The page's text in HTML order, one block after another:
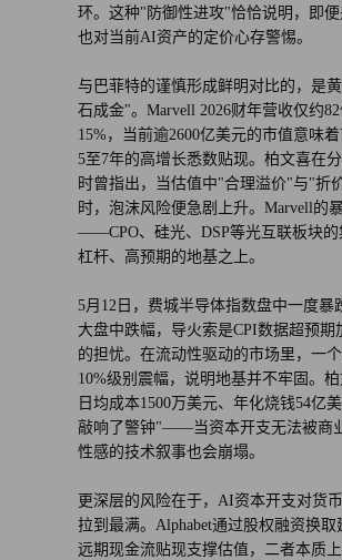
环。这种"防御性进攻"恰恰说明，即便
也对当前AI资产的定价心存警惕。
与巴菲特的谨慎形成鲜明对比的，是
石成金"。Marvell 2026财年营收仅约
15%，当前逾2600亿美元的市值意味
5至7年的高增长悉数贴现。柏文喜在
时曾指出，当估值中"合理溢价"与"折
时，泡沫风险便急剧上升。Marvell的
——CPO、硅光、DSP等光互联板块的
杠杆、高预期的地基之上。
5月12日，费城半导体指数盘中一度暴
大盘中跌幅，导火索是CPI数据超预期
的担忧。在流动性驱动的市场里，一
10%级别震幅，说明地基并不牢固。柏
日均成本1500万美元、年化烧钱54亿
敲响了警钟"——当资本开支无法被商
性感的技术叙事也会崩塌。
更深层的风险在于，AI资本开支对货
拉到最满。Alphabet通过股权融资换
远期现金流贴现支撑估值，二者本质